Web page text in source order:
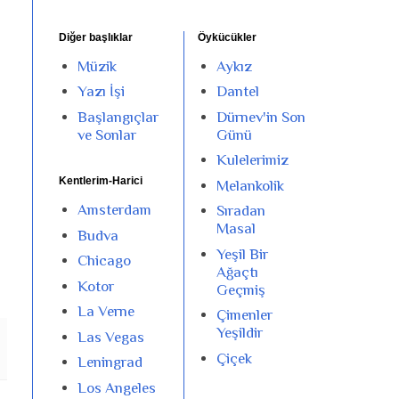
Diğer başlıklar
Müzik
Yazı İşi
Başlangıçlar
ve Sonlar
Kentlerim-Harici
Amsterdam
Budva
Chicago
Kotor
La Verne
Las Vegas
Leningrad
Los Angeles
Öykücükler
Aykız
Dantel
Dürnev'in Son
Günü
Kulelerimiz
Melankolik
Sıradan
Masal
Yeşil Bir
Ağaçtı
Geçmiş
Çimenler
Yeşildir
Çiçek